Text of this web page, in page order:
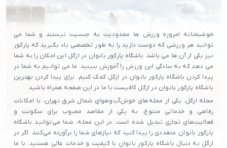
خوشبختانه امروزه ورزش ها محدودیت به جنسیت نیستند و شما می
توانید هر ورزشی که دوست دارید را به طور تخصصی یاد بگیرید که پارکور
نیز یکی از آن ها می باشد. باشگاه پارکور بانوان در ازگل این امکان را به شما
می دهد که به سادگی این ورزش را آموزش ببینید. ما می توانیم به شما در
پیدا کردن باشگاه پارکور بانوان در ازگل کمک کنیم. برای پیدا کردن بهترین
باشگاه پارکور بانوان در ازگل کافیست با ما در این صفحه همراه باشید.
محله ازگل، یکی از محله‌های خوش‌آب‌وهوای شمال شرق تهران، با امکانات
رفاهی و خدماتی متنوع، به یکی از مقاصد محبوب برای سکونت و
فعالیت‌های تجاری تبدیل شده است. در این محله، شما می‌توانید باشگاه
پارکور بانوان متعددی را پیدا کنید که نیازهای شما را برآورده می‌کنند. اگر در
ازگل به دنبال باشگاه پارکور بانوان با کیفیت و خدمات عالی هستید، با ما